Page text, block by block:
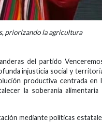
priorizando la agricultura
del partido
injusticia social y
productiva centrada en
la soberanía alimentaria
mediante políticas